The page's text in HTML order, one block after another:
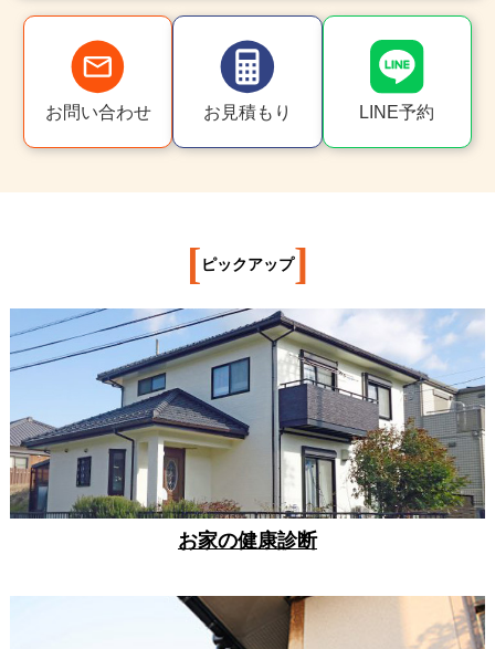
お問い合わせ お見積もり LINE予約
[ ピックアップ]
お家の健康診断